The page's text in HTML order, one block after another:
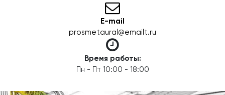
E-mail
prosmetaural@emailt.ru
Время работы:
Пн - Пт 10:00 - 18:00